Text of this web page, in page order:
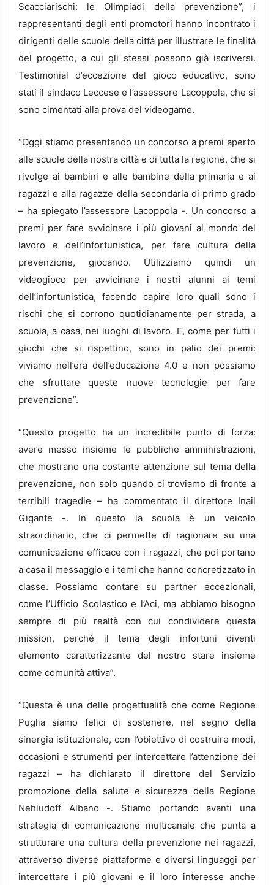
Scacciarischi: le Olimpiadi della prevenzione”, i
rappresentanti degli enti promotori hanno incontrato i
dirigenti delle scuole della città per illustrare le finalità
del progetto, a cui gli stessi possono già iscriversi.
Testimonial d’eccezione del gioco educativo, sono
stati il sindaco Leccese e l’assessore Lacoppola, che si
sono cimentati alla prova del videogame.
“Oggi stiamo presentando un concorso a premi aperto
alle scuole della nostra città e di tutta la regione, che si
rivolge ai bambini e alle bambine della primaria e ai
ragazzi e alla ragazze della secondaria di primo grado
– ha spiegato l’assessore Lacoppola -. Un concorso a
premi per fare avvicinare i più giovani al mondo del
lavoro e dell’infortunistica, per fare cultura della
prevenzione, giocando. Utilizziamo quindi un
videogioco per avvicinare i nostri alunni ai temi
dell’infortunistica, facendo capire loro quali sono i
rischi che si corrono quotidianamente per strada, a
scuola, a casa, nei luoghi di lavoro. E, come per tutti i
giochi che si rispettino, sono in palio dei premi:
viviamo nell’era dell’educazione 4.0 e non possiamo
che sfruttare queste nuove tecnologie per fare
prevenzione”.
“Questo progetto ha un incredibile punto di forza:
avere messo insieme le pubbliche amministrazioni,
che mostrano una costante attenzione sul tema della
prevenzione, non solo quando ci troviamo di fronte a
terribili tragedie – ha commentato il direttore Inail
Gigante -. In questo la scuola è un veicolo
straordinario, che ci permette di ragionare su una
comunicazione efficace con i ragazzi, che poi portano
a casa il messaggio e i temi che hanno concretizzato in
classe. Possiamo contare su partner eccezionali,
come l’Ufficio Scolastico e l’Aci, ma abbiamo bisogno
sempre di più realtà con cui condividere questa
mission, perché il tema degli infortuni diventi
elemento caratterizzante del nostro stare insieme
come comunità attiva”.
“Questa è una delle progettualità che come Regione
Puglia siamo felici di sostenere, nel segno della
sinergia istituzionale, con l’obiettivo di costruire modi,
occasioni e strumenti per intercettare l’attenzione dei
ragazzi – ha dichiarato il direttore del Servizio
promozione della salute e sicurezza della Regione
Nehludoff Albano -. Stiamo portando avanti una
strategia di comunicazione multicanale che punta a
strutturare una cultura della prevenzione nei ragazzi,
attraverso diverse piattaforme e diversi linguaggi per
intercettare i più giovani e il loro interesse anche